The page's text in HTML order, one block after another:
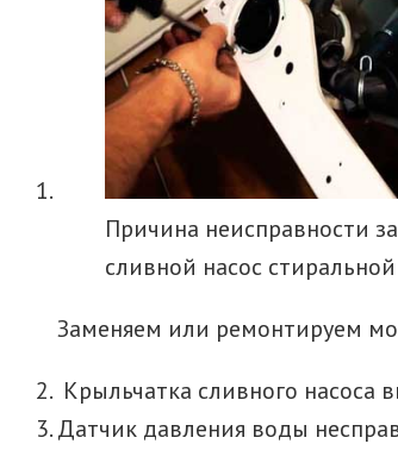
Причина неисправности
сливной насос
Заменяем или ремонтируем
Крыльчатка сливного насоса
Датчик давления воды